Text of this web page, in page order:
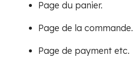
Page du panier.
Page de la commande.
Page de payment etc.